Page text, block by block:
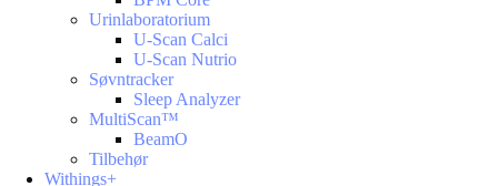
Urinlaboratorium
U-Scan Calci
U-Scan Nutrio
Søvntracker
Sleep Analyzer
MultiScan™
BeamO
Tilbehør
Withings+